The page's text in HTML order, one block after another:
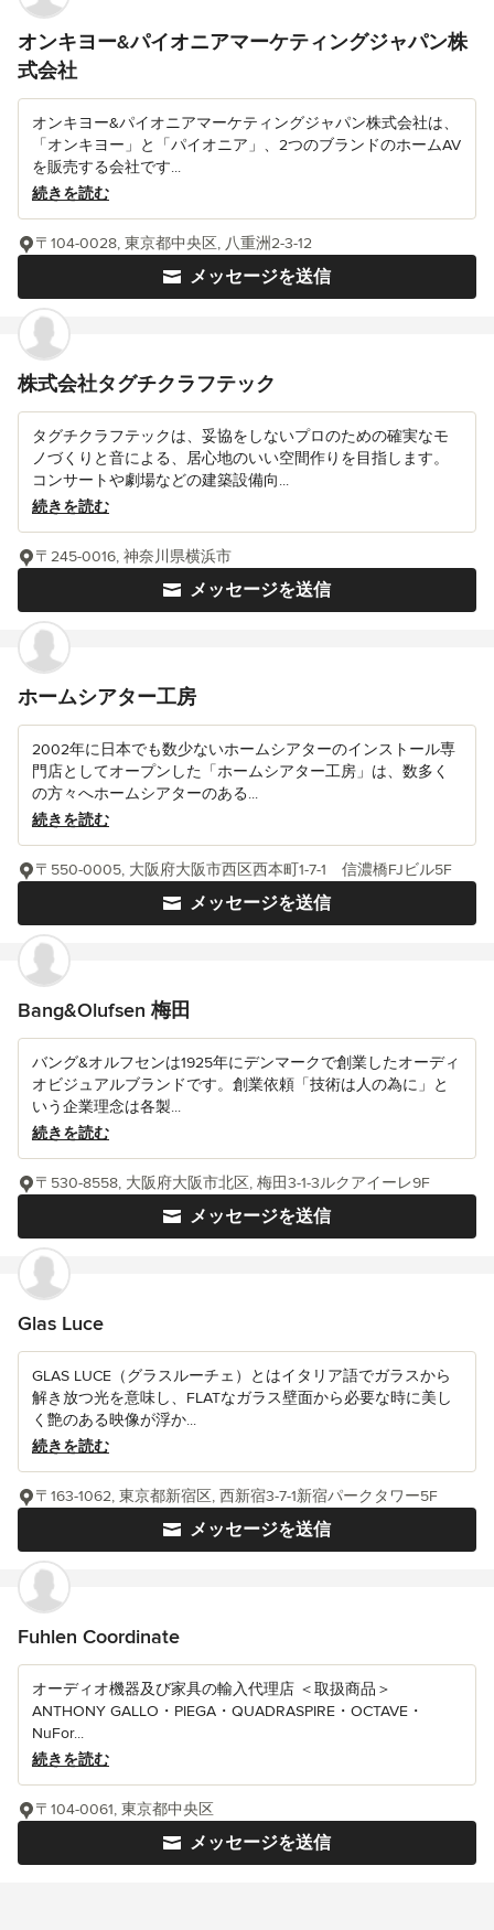
オンキヨー&パイオニアマーケティングジャパン株
式会社
オンキヨー&パイオニアマーケティングジャパン株式会社は、
「オンキヨー」と「パイオニア」、2つのブランドのホームAV
を販売する会社です...
続きを読む
メッセージを送信
〒104-0028, 東京都中央区, 八重洲2-3-12
株式会社タグチクラフテック
タグチクラフテックは、妥協をしないプロのための確実なモ
ノづくりと音による、居心地のいい空間作りを目指します。
コンサートや劇場などの建築設備向...
続きを読む
メッセージを送信
〒245-0016, 神奈川県横浜市
ホームシアター工房
2002年に日本でも数少ないホームシアターのインストール専
門店としてオープンした「ホームシアター工房」は、数多く
の方々へホームシアターのある...
続きを読む
メッセージを送信
〒550-0005, 大阪府大阪市西区西本町1-7-1 信濃橋FJビル5F
Bang&Olufsen 梅田
バング&オルフセンは1925年にデンマークで創業したオーディ
オビジュアルブランドです。創業依頼「技術は人の為に」と
いう企業理念は各製...
続きを読む
メッセージを送信
〒530-8558, 大阪府大阪市北区, 梅田3-1-3ルクアイーレ9F
Glas Luce
GLAS LUCE（グラスルーチェ）とはイタリア語でガラスから
解き放つ光を意味し、FLATなガラス壁面から必要な時に美し
く艶のある映像が浮か...
続きを読む
メッセージを送信
〒163-1062, 東京都新宿区, 西新宿3-7-1新宿パークタワー5F
Fuhlen Coordinate
オーディオ機器及び家具の輸入代理店 ＜取扱商品＞
ANTHONY GALLO・PIEGA・QUADRASPIRE・OCTAVE・
NuFor...
続きを読む
メッセージを送信
〒104-0061, 東京都中央区